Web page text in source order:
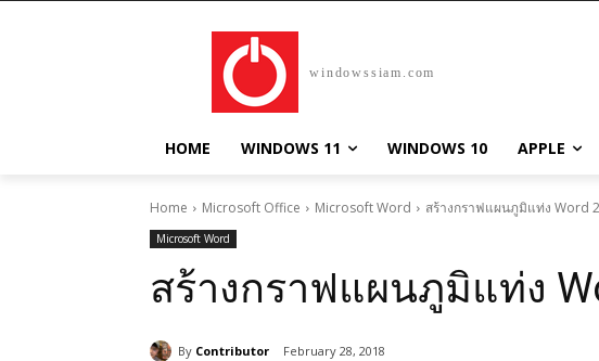
windowssiam.com
HOME WINDOWS 11 WINDOWS 10 APPLE
Home Microsoft Office Microsoft Word สร้างกราฟแผนภูมิแท่ง Word
Microsoft Word
สร้างกราฟแผนภูมิแท่ง
By Contributor February 28, 2018